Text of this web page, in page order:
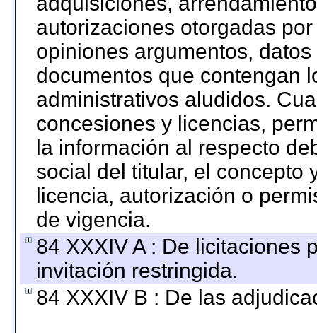
autorizaciones otorgadas
opiniones argumentos,
documentos que contengan
administrativos aludidos.
concesiones y licencias,
la información al respecto
social del titular, el concepto
licencia, autorización o
de vigencia.
84 XXXIV A : De licitaciones
invitación restringida.
84 XXXIV B : De las